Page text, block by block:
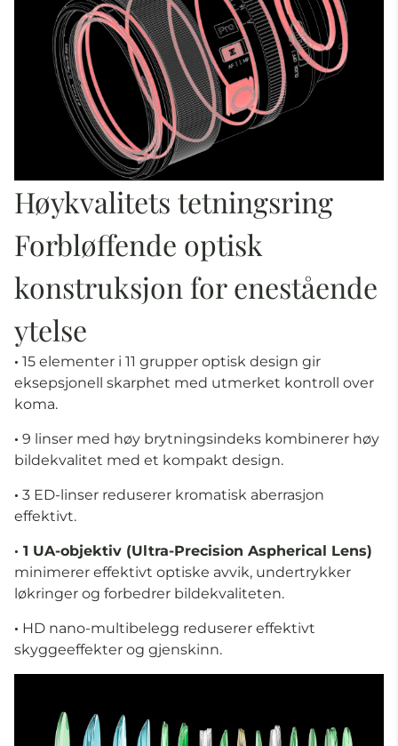
Høykvalitets tetningsring
Forbløffende optisk
konstruksjon for enestående
ytelse
· 15 elementer i 11 grupper optisk design gir
eksepsjonell skarphet med utmerket kontroll over
koma.
· 9 linser med høy brytningsindeks kombinerer høy
bildekvalitet med et kompakt design.
· 3 ED-linser reduserer kromatisk aberrasjon
effektivt.
· 1 UA-objektiv (Ultra-Precision Aspherical Lens)
minimerer effektivt optiske avvik, undertrykker
løkringer og forbedrer bildekvaliteten.
· HD nano-multibelegg reduserer effektivt
skyggeeffekter og gjenskinn.